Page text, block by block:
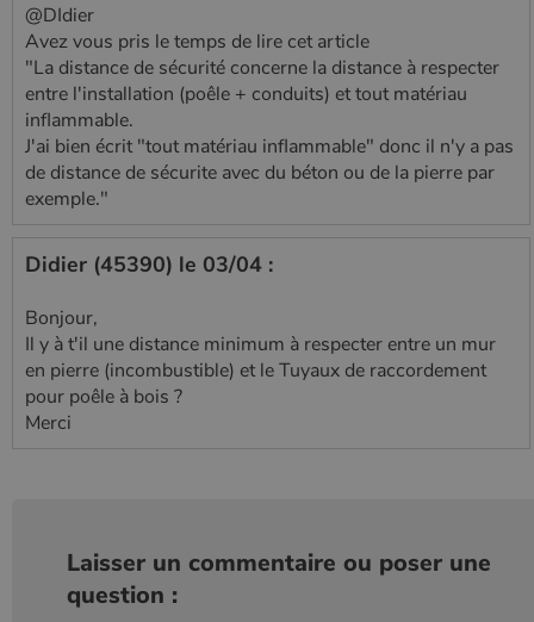
@DIdier
Avez vous pris le temps de lire cet article
"La distance de sécurité concerne la distance à respecter
entre l'installation (poêle + conduits) et tout matériau
inflammable.
J'ai bien écrit "tout matériau inflammable" donc il n'y a pas
de distance de sécurite avec du béton ou de la pierre par
exemple."
Didier (45390) le 03/04 :
Bonjour,
Il y à t'il une distance minimum à respecter entre un mur
en pierre (incombustible) et le Tuyaux de raccordement
pour poêle à bois ?
Merci
Laisser un commentaire ou poser une
question :